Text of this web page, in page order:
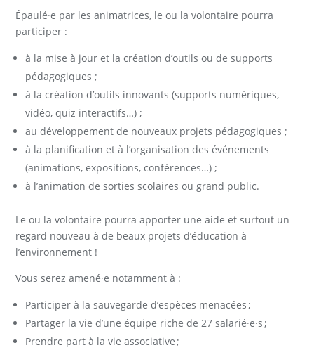
Épaulé·e par les animatrices, le ou la volontaire pourra
participer :
à la mise à jour et la création d’outils ou de supports
pédagogiques ;
à la création d’outils innovants (supports numériques,
vidéo, quiz interactifs…) ;
au développement de nouveaux projets pédagogiques ;
à la planification et à l’organisation des événements
(animations, expositions, conférences…) ;
à l’animation de sorties scolaires ou grand public.
Le ou la volontaire pourra apporter une aide et surtout un
regard nouveau à de beaux projets d’éducation à
l’environnement !
Vous serez amené·e notamment à :
Participer à la sauvegarde d’espèces menacées ;
Partager la vie d’une équipe riche de 27 salarié·e·s ;
Prendre part à la vie associative ;